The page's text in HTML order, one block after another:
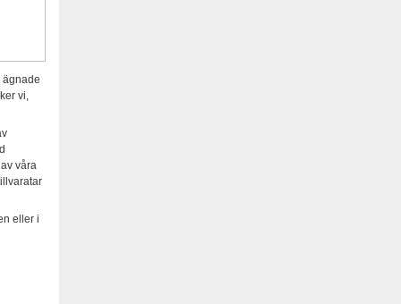
ägnade
vi,
våra
eller i